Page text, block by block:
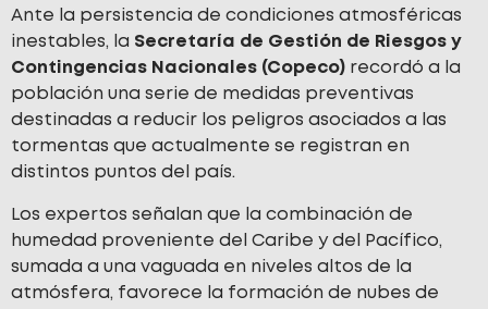
Ante la persistencia de condiciones atmosféricas
inestables, la Secretaría de Gestión de Riesgos y
Contingencias Nacionales (Copeco) recordó a la
población una serie de medidas preventivas
destinadas a reducir los peligros asociados a las
tormentas que actualmente se registran en
distintos puntos del país.
Los expertos señalan que la combinación de
humedad proveniente del Caribe y del Pacífico,
sumada a una vaguada en niveles altos de la
atmósfera, favorece la formación de nubes de